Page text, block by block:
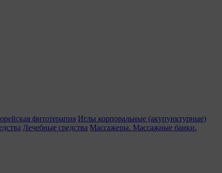
фитотерапия Иглы корпоральные (акупунктурные)
Лечебные средства Массажеры. Массажные банки.